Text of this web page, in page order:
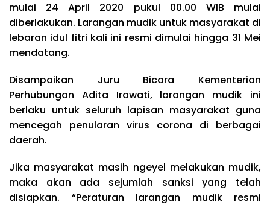
mulai 24 April 2020 pukul 00.00 WIB mulai
diberlakukan. Larangan mudik untuk masyarakat di
lebaran idul fitri kali ini resmi dimulai hingga 31 Mei
mendatang.
Disampaikan Juru Bicara Kementerian
Perhubungan Adita Irawati, larangan mudik ini
berlaku untuk seluruh lapisan masyarakat guna
mencegah penularan virus corona di berbagai
daerah.
Jika masyarakat masih ngeyel melakukan mudik,
maka akan ada sejumlah sanksi yang telah
disiapkan. “Peraturan larangan mudik resmi